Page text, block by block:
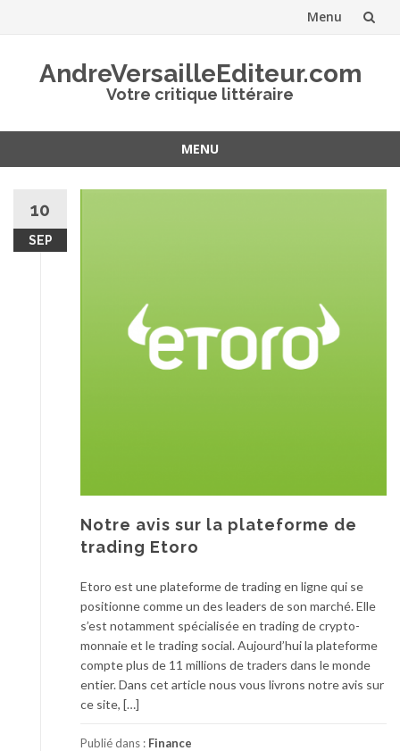
Menu
AndreVersailleEditeur.com
Votre critique littéraire
MENU
contenu
10
SEP
Notre avis sur la plateforme de
trading Etoro
Etoro est une plateforme de trading en ligne qui se
positionne comme un des leaders de son marché. Elle
s’est notamment spécialisée en trading de crypto-
monnaie et le trading social. Aujourd’hui la plateforme
compte plus de 11 millions de traders dans le monde
entier. Dans cet article nous vous livrons notre avis sur
ce site, […]
Publié dans : Finance